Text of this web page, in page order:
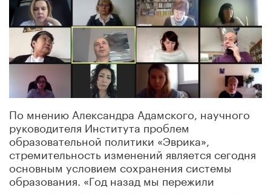
По мнению Александра Адамского, научного
руководителя Института проблем
образовательной политики «Эврика»,
стремительность изменений является сегодня
основным условием сохранения системы
образования. «Год назад мы пережили